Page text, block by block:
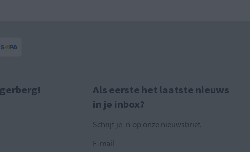
Als eerste het laatste nieuws
in je inbox?
Schrijf je in op onze nieuwsbrief.
E-mail